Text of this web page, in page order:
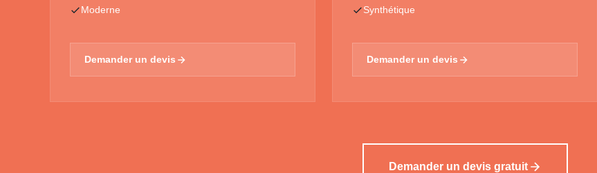
Moderne
Demander un devis
Synthétique
Demander un devis
Demander un devis gratuit